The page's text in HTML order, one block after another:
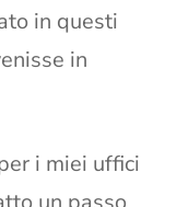
in questi
in
i miei uffici